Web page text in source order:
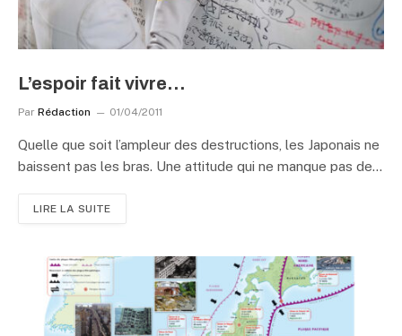
L’espoir fait vivre…
Par Rédaction 01/04/2011
Quelle que soit l’ampleur des destructions, les Japonais ne
baissent pas les bras. Une attitude qui ne manque pas de…
LIRE LA SUITE